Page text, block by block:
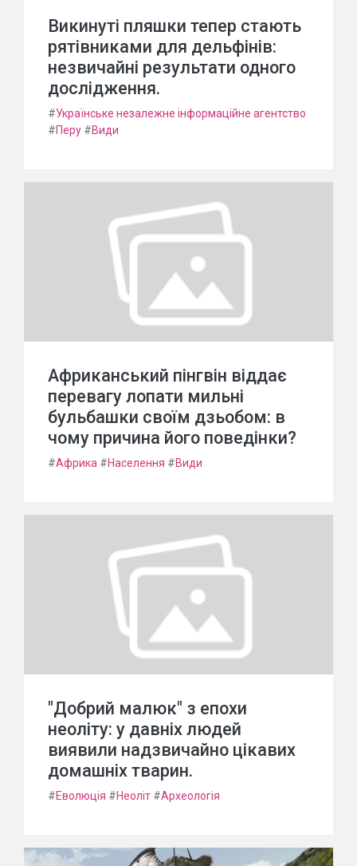
Викинуті пляшки тепер стають
рятівниками для дельфінів:
незвичайні результати одного
дослідження.
#Українське незалежне інформаційне агентство
#Перу #Види
Африканський пінгвін віддає
перевагу лопати мильні
бульбашки своїм дзьобом: в
чому причина його поведінки?
#Африка #Населення #Види
"Добрий малюк" з епохи
неоліту: у давніх людей
виявили надзвичайно цікавих
домашніх тварин.
#Еволюція #Неоліт #Археологія